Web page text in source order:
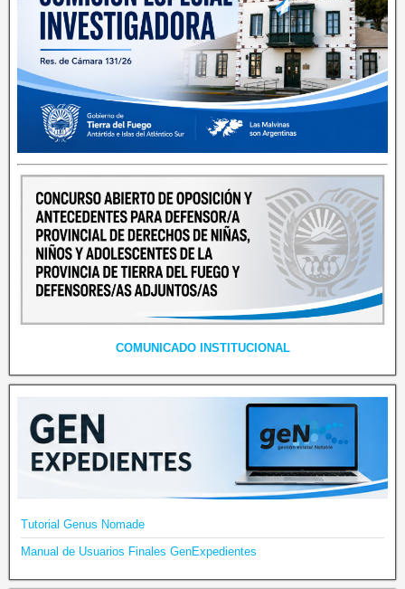
COMUNICADO INSTITUCIONAL
Tutorial Genus Nomade
Manual de Usuarios Finales GenExpedientes